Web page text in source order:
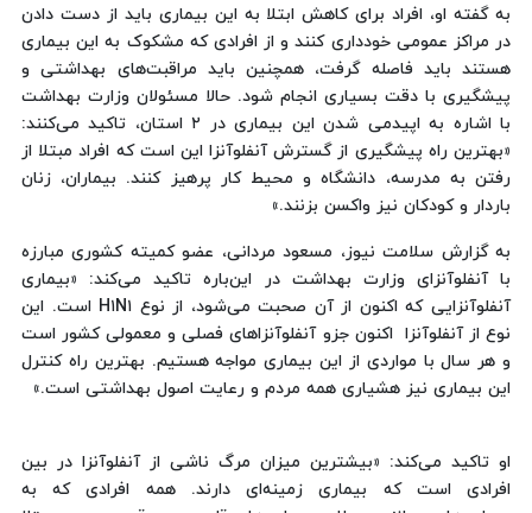
به گفته او، افراد برای کاهش ابتلا به این بیماری باید از دست دادن
در مراکز عمومی خودداری کنند و از افرادی که مشکوک به این بیماری
هستند باید فاصله گرفت، همچنین باید مراقبت‌های بهداشتی و
پیشگیری با دقت بسیاری انجام شود. حالا مسئولان وزارت بهداشت
با اشاره به اپیدمی شدن این بیماری در ٢ استان، تاکید می‌کنند:
«بهترین راه پیشگیری از گسترش آنفلوآنزا این است که افراد مبتلا از
رفتن به مدرسه، دانشگاه و محیط کار پرهیز کنند. بیماران، زنان
باردار و کودکان نیز واکسن بزنند.»
به گزارش سلامت نیوز، مسعود مردانی، عضو کمیته کشوری مبارزه
با آنفلوآنزای وزارت بهداشت در این‌باره تاکید می‌کند: «بیماری
آنفلوآنزایی که اکنون از آن صحبت می‌شود، از نوع H١N١ است. این
نوع از آنفلوآنزا اکنون جزو آنفلوآنزاهای فصلی و معمولی کشور است
و هر ‌سال با مواردی از این بیماری مواجه هستیم. بهترین راه کنترل
این بیماری نیز هشیاری همه مردم و رعایت اصول بهداشتی است.»
او تاکید می‌کند: «بیشترین میزان مرگ ناشی از آنفلوآنزا در بین
افرادی است که بیماری زمینه‌ای دارند. همه افرادی که به